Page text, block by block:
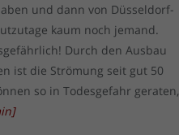
und dann von Düsseldorf-
kaum noch jemand.
Durch den Ausbau
ist die Strömung seit gut 50
so in Todesgefahr geraten,
]